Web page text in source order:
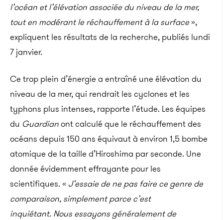
l’océan et l’élévation associée du niveau de la mer,
tout en modérant le réchauffement à la surface»,
expliquent les résultats de la recherche, publiés lundi
7 janvier.
Ce trop plein d’énergie a entraîné une élévation du
niveau de la mer, qui rendrait les cyclones et les
typhons plus intenses, rapporte l’étude. Les équipes
du Guardianont calculé que le réchauffement des
océans depuis 150 ans équivaut à environ 1,5 bombe
atomique de la taille d’Hiroshima par seconde. Une
donnée évidemment effrayante pour les
scientifiques. « J’essaie de ne pas faire ce genre de
comparaison, simplement parce c’est
inquiétant. Nous essayons généralement de